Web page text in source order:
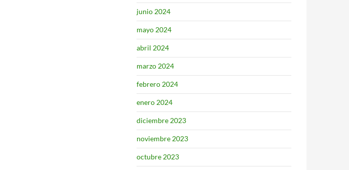
junio 2024
mayo 2024
abril 2024
marzo 2024
febrero 2024
enero 2024
diciembre 2023
noviembre 2023
octubre 2023